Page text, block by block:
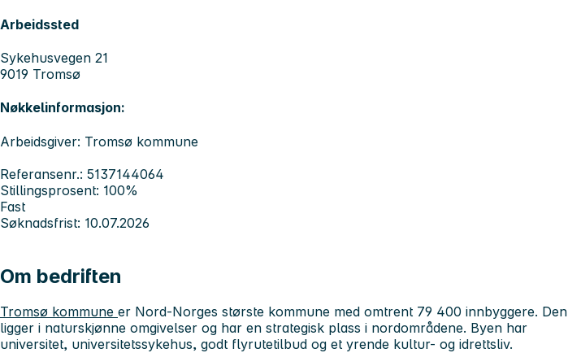
Arbeidssted
Sykehusvegen 21
9019 Tromsø
Nøkkelinformasjon:
Arbeidsgiver: Tromsø kommune
Referansenr.: 5137144064
Stillingsprosent: 100%
Fast
Søknadsfrist: 10.07.2026
Om bedriften
Tromsø kommune er Nord-Norges største kommune med omtrent 79 400 innbyggere. Den
ligger i naturskjønne omgivelser og har en strategisk plass i nordområdene. Byen har
universitet, universitetssykehus, godt flyrutetilbud og et yrende kultur- og idrettsliv.